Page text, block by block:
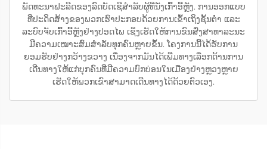
ພັດທະນາຟະລີດຂອງລົດບັດເຊີສຳລັບຜູ້ທີ່ນັ່ງເກົ້າອີ້ຫຼັງ. ການອອກແບບ
ທີ່ປະດິດສ້າງຂອງພວກເຮົາປະກອບດ້ວຍການເຂົ້າເຖິງຊັ້ນຕ່ຳ ແລະ
ລະບົບຈັບເກົ້າອີ້ຫຼັງຢ່າງປອດໄພ ເຊິ່ງເຮັດໃຫ້ການຂົນສົ່ງສາທາລະນະ
ມີຄວາມເໝາະສົມສຳລັບທຸກຄົນຫຼາຍຂຶ້ນ. ໂຄງການນີ້ໄດ້ຮັບການ
ຍອມຮັບຢ່າງກວ້າງຂວາງ ເນື່ອງຈາກມັນໄດ້ເພີ່ມທາງເລືອກດ້ານການ
ເດີນທາງໃຫ້ແກ່ບຸກຄົນທີ່ມີຄວາມບົກບ່ອນໃນເມືອງຢ່າງຫຼວງຫຼາຍ
ເຮັດໃຫ້ພວກເຂົາສາມາດເດີນທາງໄດ້ດ້ວຍຕົວເອງ.